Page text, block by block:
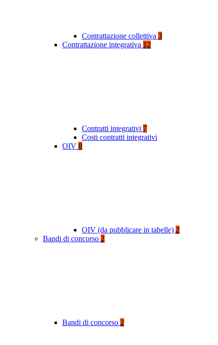
Contrattazione collettiva 3
Contrattazione integrativa 12
Contratti integrativi 7
Costi contratti integrativi
OIV 8
OIV (da pubblicare in tabelle) 2
Bandi di concorso 2
Bandi di concorso 2